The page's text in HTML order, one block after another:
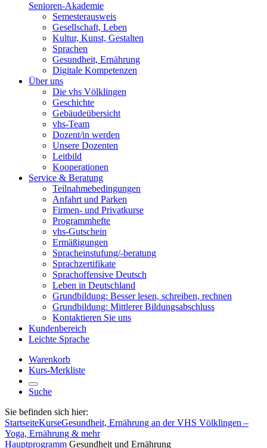
Senioren-Akademie
Semesterausweis
Gesellschaft, Leben
Kultur, Kunst, Gestalten
Sprachen
Gesundheit, Ernährung
Digitale Kompetenzen
Über uns
Die vhs Völklingen
Geschichte
Gebäudeübersicht
vhs-Team
Dozent/in werden
Unsere Dozenten
Leitbild
Kooperationen
Service & Beratung
Teilnahmebedingungen
Anfahrt und Parken
Firmen- und Privatkurse
Programmhefte
vhs-Gutschein
Ermäßigungen
Spracheinstufung/-beratung
Sprachzertifikate
Sprachoffensive Deutsch
Leben in Deutschland
Grundbildung: Besser lesen, schreiben, rechnen
Grundbildung: Mittlerer Bildungsabschluss
Kontaktieren Sie uns
Kundenbereich
Leichte Sprache
Warenkorb
Kurs-Merkliste
Suche
Sie befinden sich hier:
StartseiteKurseGesundheit, Ernährung an der VHS Völklingen –
Yoga, Ernährung & mehr
Hauptprogramm Gesundheit und Ernährung